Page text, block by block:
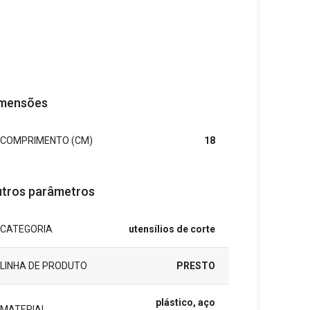
COMPRIMENTO (CM) 18
parâmetros
CATEGORIA utensílios de corte
LINHA DE PRODUTO PRESTO
plástico, aço